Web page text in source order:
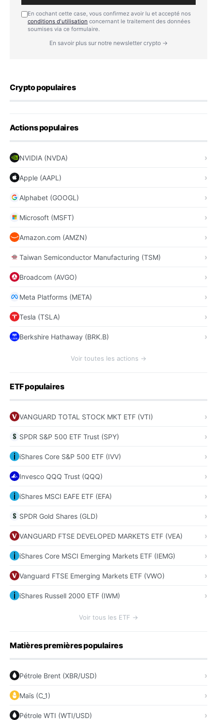
En cochant cette case, vous confirmez avoir lu et accepté nos
conditions d'utilisation concernant le traitement des données
soumises via ce formulaire.
En savoir plus sur notre newsletter crypto →
Crypto populaires
Actions populaires
NVIDIA (NVDA)
Apple (AAPL)
Alphabet (GOOGL)
Microsoft (MSFT)
Amazon.com (AMZN)
Taiwan Semiconductor Manufacturing (TSM)
Broadcom (AVGO)
Meta Platforms (META)
Tesla (TSLA)
Berkshire Hathaway (BRK.B)
Voir toutes les actions →
ETF populaires
VANGUARD TOTAL STOCK MKT ETF (VTI)
SPDR S&P 500 ETF Trust (SPY)
iShares Core S&P 500 ETF (IVV)
Invesco QQQ Trust (QQQ)
iShares MSCI EAFE ETF (EFA)
SPDR Gold Shares (GLD)
VANGUARD FTSE DEVELOPED MARKETS ETF (VEA)
iShares Core MSCI Emerging Markets ETF (IEMG)
Vanguard FTSE Emerging Markets ETF (VWO)
iShares Russell 2000 ETF (IWM)
Voir tous les ETF →
Matières premières populaires
Pétrole Brent (XBR/USD)
Maïs (C_1)
Pétrole WTI (WTI/USD)